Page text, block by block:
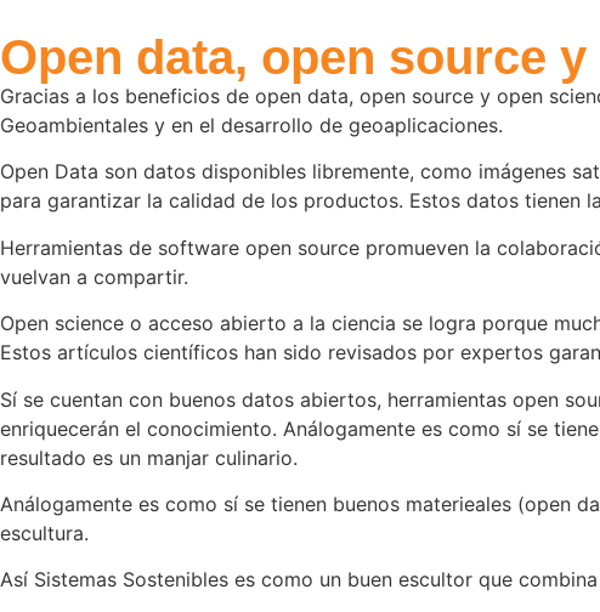
Open data, open source
Gracias a los beneficios de open data, open source y open
Geoambientales y en el desarrollo de geoaplicaciones.
Open Data son datos disponibles libremente, como imágenes
para garantizar la calidad de los productos. Estos datos tienen
Herramientas de software open source promueven la
vuelvan a compartir.
Open science o acceso abierto a la ciencia se logra porque
Estos artículos científicos han sido revisados por expertos
Sí se cuentan con buenos datos abiertos, herramientas open
enriquecerán el conocimiento. Análogamente es como sí se
resultado es un manjar culinario.
Análogamente es como sí se tienen buenos materieales (open
escultura.
Así Sistemas Sostenibles es como un buen escultor que